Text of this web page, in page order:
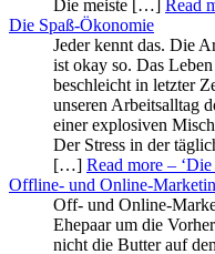
Die meiste […] Read
Die Spaß-Ökonomie
Jeder kennt das. Die
ist okay so. Das
beschleicht in letzter
unseren Arbeitsalltag
einer explosiven
Der Stress in der
[…] Read more –
Offline- und Online-
Off- und Online-
Ehepaar um die
nicht die Butter auf